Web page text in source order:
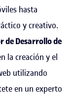
hasta
y creativo.
de Desarrollo de
la creación y el
utilizando
en un experto